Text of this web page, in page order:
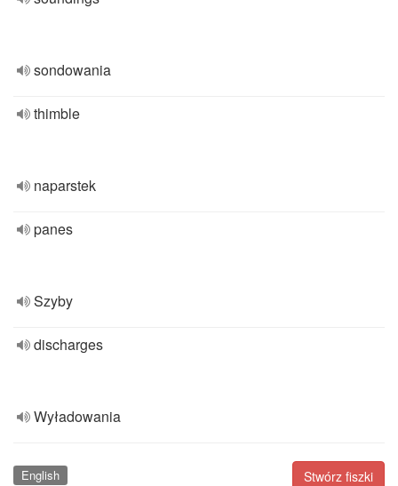
sondowania
thimble
naparstek
panes
Szyby
discharges
Wyładowania
Stwórz fiszki
English